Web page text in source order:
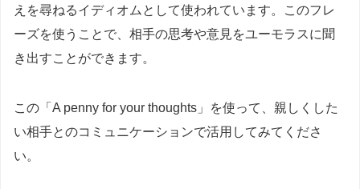
えを尋ねるイディオムとして使われています。このフレ
ーズを使うことで、相手の思考や意見をユーモラスに聞
き出すことができます。
この「A penny for your thoughts」を使って、親しくした
い相手とのコミュニケーションで活用してみてくださ
い。